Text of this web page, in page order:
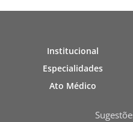
Institucional
Especialidades
Ato Médico